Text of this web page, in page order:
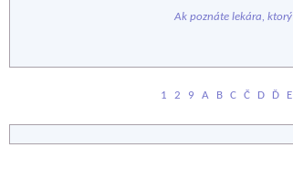
Ak poznáte lekára,
1 2 9 A B C Č D Ď E